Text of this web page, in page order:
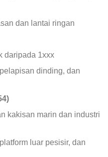
dan lantai ringan
daripada 1xxx
dinding, dan
kakisan marin dan industri
luar pesisir, dan